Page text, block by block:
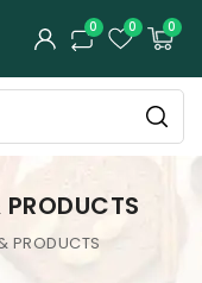
0
0
0
PRODUCTS